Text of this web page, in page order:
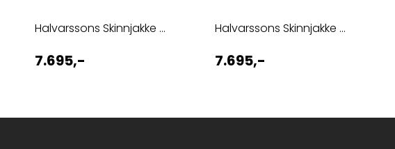
Halvarssons Skinnjakke ...
7.695,-
Halvarssons Skinnjakke ...
7.695,-